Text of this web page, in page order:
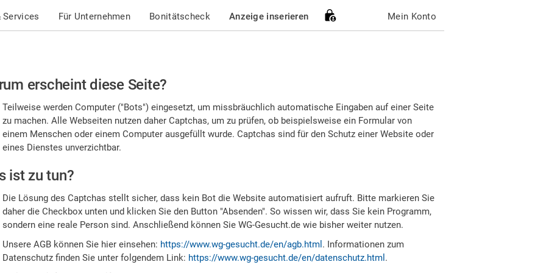
Services Für Unternehmen Bonitätscheck Anzeige inserieren Mein Konto
erscheint diese Seite?
Teilweise werden Computer ("Bots") eingesetzt, um missbräuchlich automatische Eingaben auf einer Seite
zu machen. Alle Webseiten nutzen daher Captchas, um zu prüfen, ob beispielsweise ein Formular von
einem Menschen oder einem Computer ausgefüllt wurde. Captchas sind für den Schutz einer Website oder
eines Dienstes unverzichtbar.
ist zu tun?
Die Lösung des Captchas stellt sicher, dass kein Bot die Website automatisiert aufruft. Bitte markieren Sie
daher die Checkbox unten und klicken Sie den Button "Absenden". So wissen wir, dass Sie kein Programm,
sondern eine reale Person sind. Anschließend können Sie WG-Gesucht.de wie bisher weiter nutzen.
Unsere AGB können Sie hier einsehen: https://www.wg-gesucht.de/en/agb.html . Informationen zum
Datenschutz finden Sie unter folgendem Link: https://www.wg-gesucht.de/en/datenschutz.html .